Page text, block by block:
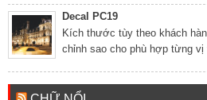
Decal PC19
Kích thước tùy theo khách
chỉnh sao cho phù hợp từng